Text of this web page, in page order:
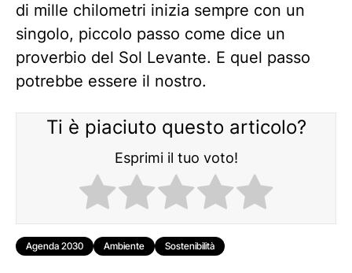
di mille chilometri inizia sempre con un
singolo, piccolo passo come dice un
proverbio del Sol Levante. E quel passo
potrebbe essere il nostro.
Ti è piaciuto questo articolo?
Esprimi il tuo voto!
Agenda 2030 Ambiente Sostenibilità